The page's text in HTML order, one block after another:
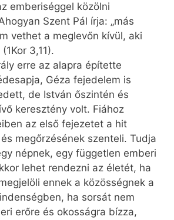
emberiséggel közölni
Szent Pál írja: „más
vethet a meglevőn kívül, aki
3,11).
erre az alapra építette
Géza fejedelem is
de István őszintén és
keresztény volt. Fiához
az első fejezetet a hit
megőrzésének szenteli. Tudja
népnek, egy független emberi
lehet rendezni az életét, ha
ennek a közösségnek a
ha sorsát nem
erőre és okosságra bízza,